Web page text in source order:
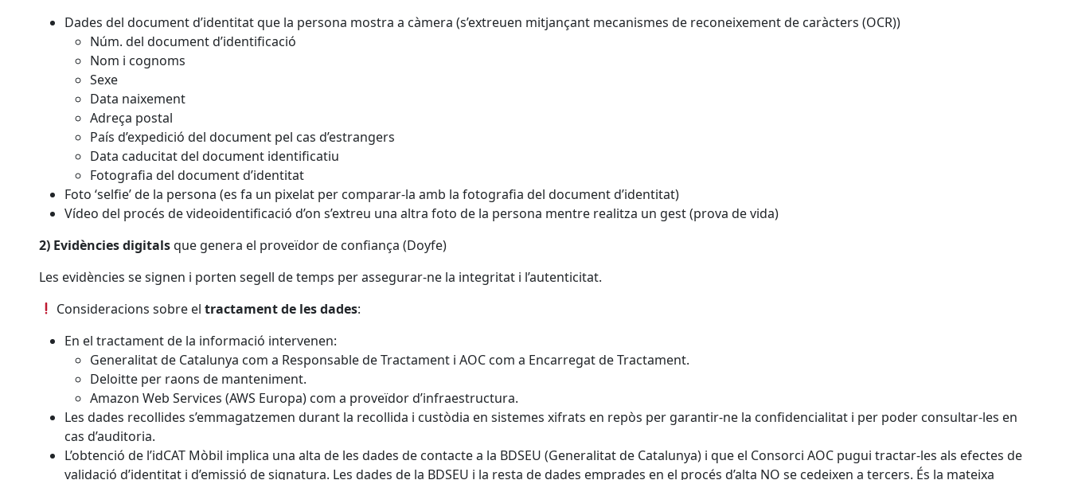
Dades del document d’identitat que la persona mostra a càmera (s’extreuen mitjançant mecanismes de reconeixement de caràcters (OCR))
Núm. del document d’identificació
Nom i cognoms
Sexe
Data naixement
Adreça postal
País d’expedició del document pel cas d’estrangers
Data caducitat del document identificatiu
Fotografia del document d’identitat
Foto ‘selfie’ de la persona (es fa un pixelat per comparar-la amb la fotografia del document d’identitat)
Vídeo del procés de videoidentificació d’on s’extreu una altra foto de la persona mentre realitza un gest (prova de vida)
2) Evidències digitalsque genera el proveïdor de confiança (Doyfe)
Les evidències se signen i porten segell de temps per assegurar-ne la integritat i l’autenticitat.
Consideracions sobre el tractament de les dades:
En el tractament de la informació intervenen:
Generalitat de Catalunya com a Responsable de Tractament i AOC com a Encarregat de Tractament.
Deloitte per raons de manteniment.
Amazon Web Services (AWS Europa) com a proveïdor d’infraestructura.
Les dades recollides s’emmagatzemen durant la recollida i custòdia en sistemes xifrats en repòs per garantir-ne la confidencialitat i per poder consultar-les en
cas d’auditoria.
L’obtenció de l’idCAT Mòbil implica una alta de les dades de contacte a la BDSEU (Generalitat de Catalunya) i que el Consorci AOC pugui tractar-les als efectes de
validació d’identitat i d’emissió de signatura. Les dades de la BDSEU i la resta de dades emprades en el procés d’alta NO se cedeixen a tercers. És la mateixa